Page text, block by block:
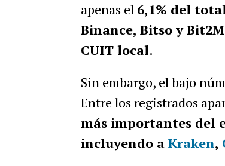
apenas el 6,1% del
Binance, Bitso y
CUIT local.
Sin embargo, el bajo
Entre los registrados
más importantes del
incluyendo a Kraken,